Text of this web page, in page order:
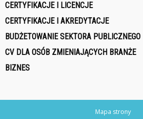
CERTYFIKACJE I LICENCJE
CERTYFIKACJE I AKREDYTACJE
BUDŻETOWANIE SEKTORA PUBLICZNEGO
CV DLA OSÓB ZMIENIAJĄCYCH BRANŻE
BIZNES
Mapa strony